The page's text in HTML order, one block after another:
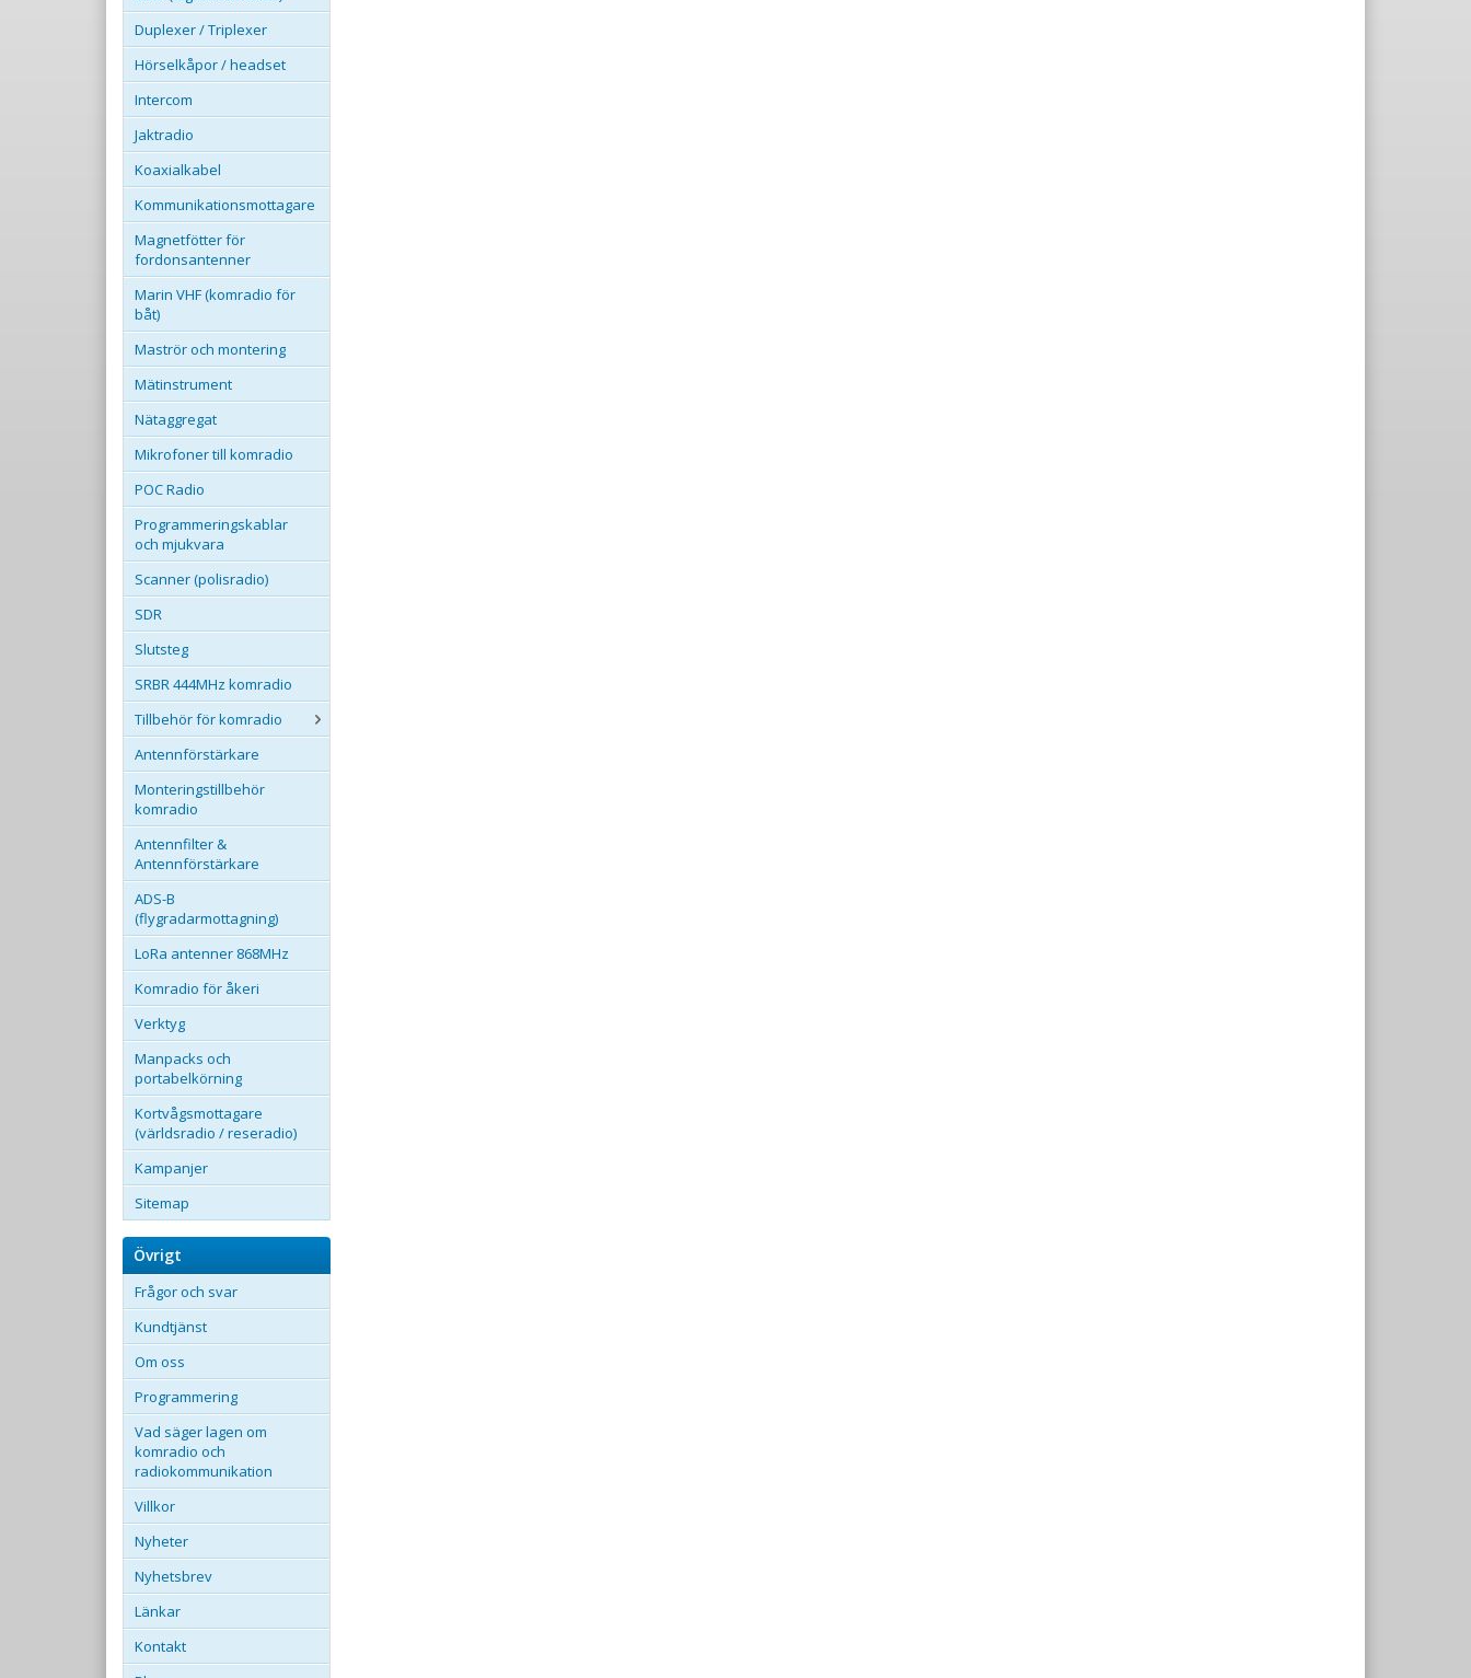
Duplexer / Triplexer
Hörselkåpor / headset
Intercom
Jaktradio
Koaxialkabel
Kommunikationsmottagare
Magnetfötter för
fordonsantenner
Marin VHF (komradio för
båt)
Maströr och montering
Mätinstrument
Nätaggregat
Mikrofoner till komradio
POC Radio
Programmeringskablar
och mjukvara
Scanner (polisradio)
SDR
Slutsteg
SRBR 444MHz komradio
Tillbehör för komradio
Antennförstärkare
Monteringstillbehör
komradio
Antennfilter &
Antennförstärkare
ADS-B
(flygradarmottagning)
LoRa antenner 868MHz
Komradio för åkeri
Verktyg
Manpacks och
portabelkörning
Kortvågsmottagare
(världsradio / reseradio)
Kampanjer
Sitemap
Övrigt
Frågor och svar
Kundtjänst
Om oss
Programmering
Vad säger lagen om
komradio och
radiokommunikation
Villkor
Nyheter
Nyhetsbrev
Länkar
Kontakt